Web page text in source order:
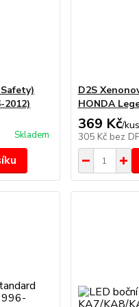
2012)
Skladem
D2S
HONDA
369 Kč/kus
305 Kč bez